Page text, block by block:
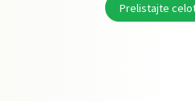
Prelistajte